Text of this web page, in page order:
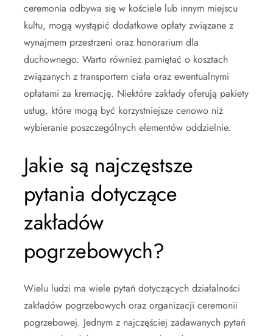
ceremonia odbywa się w kościele lub innym miejscu
kultu, mogą wystąpić dodatkowe opłaty związane z
wynajmem przestrzeni oraz honorarium dla
duchownego. Warto również pamiętać o kosztach
związanych z transportem ciała oraz ewentualnymi
opłatami za kremację. Niektóre zakłady oferują pakiety
usług, które mogą być korzystniejsze cenowo niż
wybieranie poszczególnych elementów oddzielnie.
Jakie są najczęstsze
pytania dotyczące
zakładów
pogrzebowych?
Wielu ludzi ma wiele pytań dotyczących działalności
zakładów pogrzebowych oraz organizacji ceremonii
pogrzebowej. Jednym z najczęściej zadawanych pytań